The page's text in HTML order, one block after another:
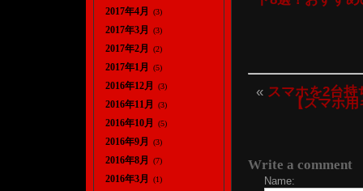
« スマホを2台持
【スマホ
Write a comment
Name:
2017年4月 (3)
2017年3月 (3)
2017年2月 (2)
2017年1月 (5)
2016年12月 (3)
2016年11月 (3)
2016年10月 (5)
2016年9月 (3)
2016年8月 (7)
2016年3月 (1)